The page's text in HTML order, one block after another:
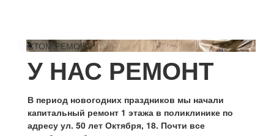
СТОМ.РЕМОНТ
У НАС РЕМОНТ
В период новогодних праздников мы начали
капитальный ремонт 1 этажа в поликлинике по
адресу ул. 50 лет Октября, 18. Почти все